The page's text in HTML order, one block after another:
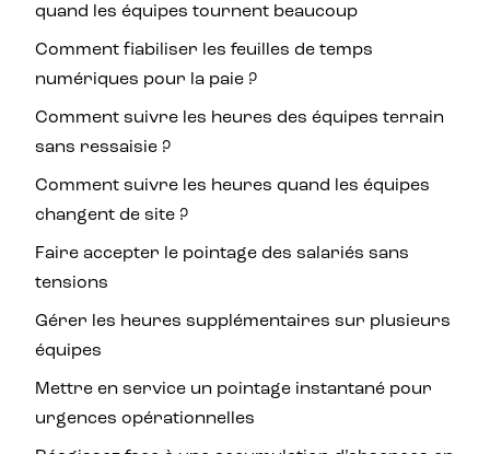
quand les équipes tournent beaucoup
Comment fiabiliser les feuilles de temps
numériques pour la paie ?
Comment suivre les heures des équipes terrain
sans ressaisie ?
Comment suivre les heures quand les équipes
changent de site ?
Faire accepter le pointage des salariés sans
tensions
Gérer les heures supplémentaires sur plusieurs
équipes
Mettre en service un pointage instantané pour
urgences opérationnelles